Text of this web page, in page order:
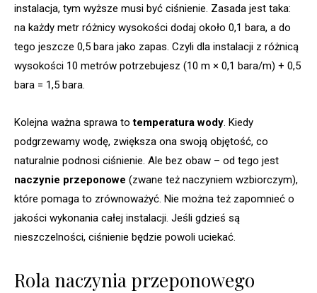
instalacja, tym wyższe musi być ciśnienie. Zasada jest taka:
na każdy metr różnicy wysokości dodaj około 0,1 bara, a do
tego jeszcze 0,5 bara jako zapas. Czyli dla instalacji z różnicą
wysokości 10 metrów potrzebujesz (10 m × 0,1 bara/m) + 0,5
bara = 1,5 bara.
Kolejna ważna sprawa totemperatura wody. Kiedy
podgrzewamy wodę, zwiększa ona swoją objętość, co
naturalnie podnosi ciśnienie. Ale bez obaw – od tego jest
naczynie przeponowe (zwane też naczyniem wzbiorczym),
które pomaga to zrównoważyć. Nie można też zapomnieć o
jakości wykonania całej instalacji. Jeśli gdzieś są
nieszczelności, ciśnienie będzie powoli uciekać.
Rola naczynia przeponowego